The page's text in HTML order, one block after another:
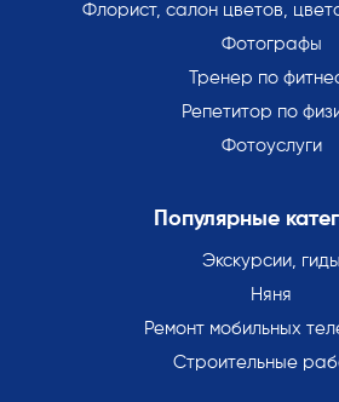
Флорист, салон цветов,
Фотографы
Тренер по
Репетитор по
Фотоуслуги
Популярные
Экскурсии, гиды
Няня
Ремонт мобильных
Строительные